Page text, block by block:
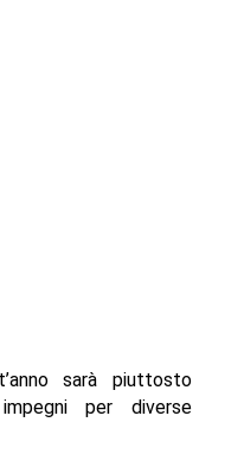
sarà piuttosto
per diverse